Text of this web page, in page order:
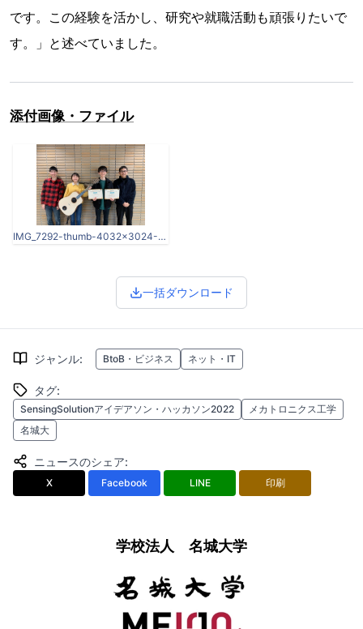
です。この経験を活かし、研究や就職活動も頑張りたいで
す。」と述べていました。
添付画像・ファイル
IMG_7292-thumb-4032x3024-49575.jpg
一括ダウンロード
ジャンル: BtoB・ビジネス ネット・IT
タグ:
SensingSolutionアイデアソン・ハッカソン2022
メカトロニクス工学
名城大
ニュースのシェア:
X Facebook LINE 印刷
学校法人 名城大学